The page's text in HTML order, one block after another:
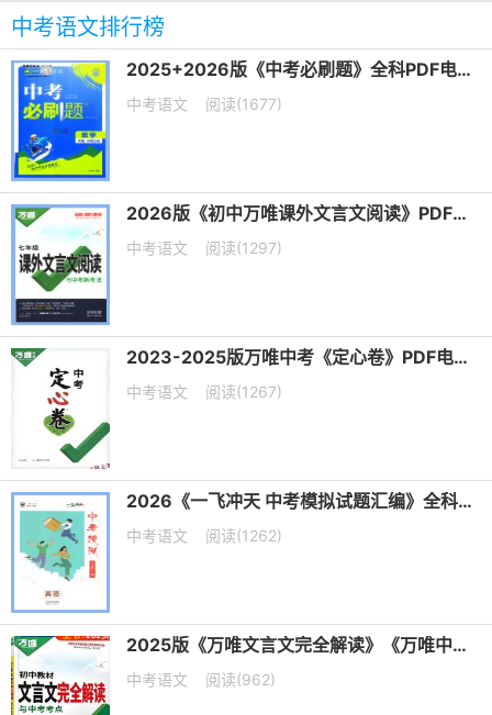
中考语文排行榜
2025+2026版《中考必刷题》全科PDF电子版下载
中考语文 阅读(1677)
2026版《初中万唯课外文言文阅读》PDF电子版下载
中考语文 阅读(1297)
2023-2025版万唯中考《定心卷》PDF电子版下载
中考语文 阅读(1267)
2026《一飞冲天 中考模拟试题汇编》全科PDF电子版下载
中考语文 阅读(1262)
2025版《万唯文言文完全解读》《万唯中考古诗文60篇》PDF电子版下载
中考语文 阅读(962)